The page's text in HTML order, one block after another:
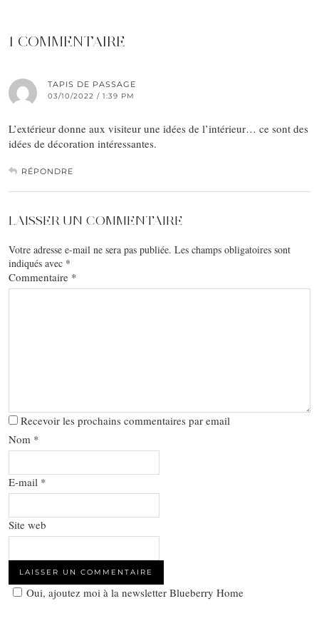
1 COMMENTAIRE
TAPIS DE PASSAGE
03/10/2022 / 1:39 PM
L’extérieur donne aux visiteur une idées de l’intérieur… ce sont des
idées de décoration intéressantes.
RÉPONDRE
LAISSER UN COMMENTAIRE
Votre adresse e-mail ne sera pas publiée. Les champs obligatoires sont
indiqués avec *
Commentaire *
Recevoir les prochains commentaires par email
Nom *
E-mail *
Site web
Oui, ajoutez moi à la newsletter Blueberry Home